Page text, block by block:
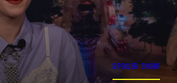
SPOILER SHOW